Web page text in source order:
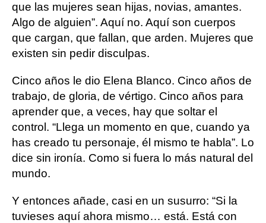
que las mujeres sean hijas, novias, amantes.
Algo de alguien”. Aquí no. Aquí son cuerpos
que cargan, que fallan, que arden. Mujeres que
existen sin pedir disculpas.
Cinco años le dio Elena Blanco. Cinco años de
trabajo, de gloria, de vértigo. Cinco años para
aprender que, a veces, hay que soltar el
control. “Llega un momento en que, cuando ya
has creado tu personaje, él mismo te habla”. Lo
dice sin ironía. Como si fuera lo más natural del
mundo.
Y entonces añade, casi en un susurro: “Si la
tuvieses aquí ahora mismo… está. Está con